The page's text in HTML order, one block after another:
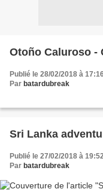
Otoño Caluroso -
Publié le 28/02/2018 à
Par batardubreak
Sri Lanka
Publié le 27/02/2018 à 19:52
Par batardubreak